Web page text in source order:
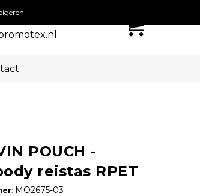
POUCH -
reistas RPET
: MO2675-03